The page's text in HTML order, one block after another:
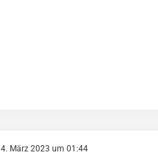
4. März 2023 um 01:44